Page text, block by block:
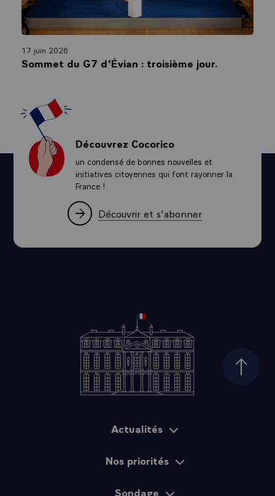
17 juin 2026
Sommet du G7 d'Évian : troisième jour.
Découvrez Cocorico
un condensé de bonnes nouvelles et
initiatives citoyennes qui font rayonner la
France !
Découvrir et s'abonner
Haut
Actualités
Nos priorités
Sondage